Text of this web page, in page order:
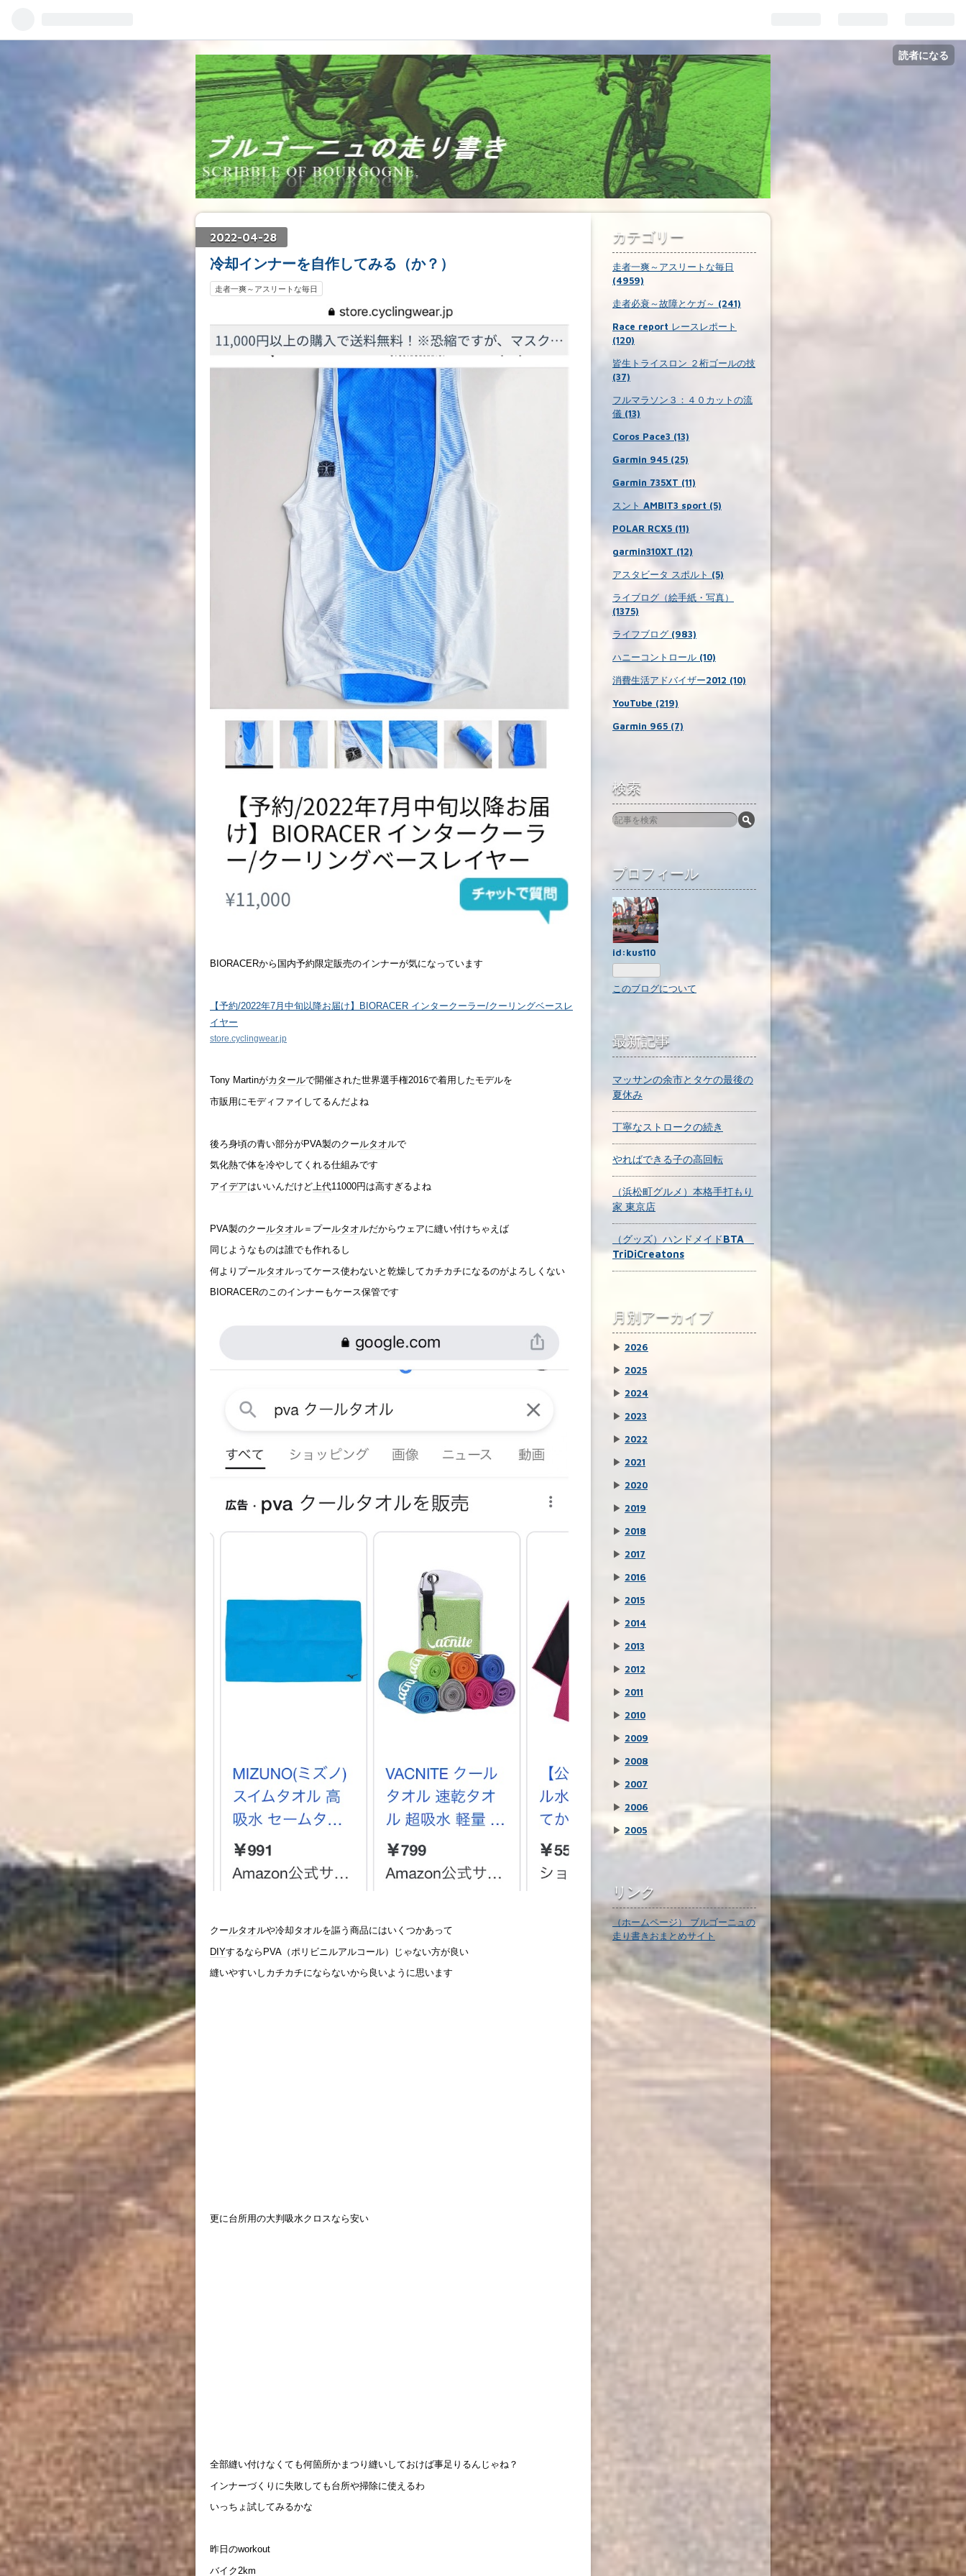
読者になる
2022-04-28
冷却インナーを自作してみる（か？）
走者一爽～アスリートな毎日
BIORACERから国内予約限定販売のインナーが気になっています
【予約/2022年7月中旬以降お届け】BIORACER インタークーラー/クーリングベースレ
イヤー
store.cyclingwear.jp
Tony Martinがカタールで開催された世界選手権2016で着用したモデルを
市販用にモディファイしてるんだよね
後ろ身頃の青い部分がPVA製のクー ルタオ ルで
気化熱で体を冷やしてくれる仕組みです
アイデアはいいんだけど 上代11000円は高すぎるよね
PVA製のクー ルタオ ル＝プー ルタオ ルだからウェアに縫い付けちゃえば
同じようなものは誰でも作れるし
何よりプー ルタオ ルってケース使わないと乾燥してカチカチになるのがよろしくない
BIORACERのこのインナーもケース保管です
クールタオルや冷却タオルを謳う商品にはいくつかあって
DIYするならPVA（ポリビニルアルコール）じゃない方が良い
縫いやすいしカチカチにならないから良いように思います
更に台所用の大判吸水クロスなら安い
全部縫い付けなくても何箇所かまつり縫いしておけば事足りるんじゃね？
インナーづくりに失敗しても台所や掃除に使えるわ
いっちょ試してみるかな
昨日のworkout
バイク2km
カテゴリー
走者一爽～アスリートな毎日
(4959)
走者必衰～故障とケガ～ (241)
Race report レースレポート
(120)
皆生トライスロン ２桁ゴールの技
(37)
フルマラソン３：４０カットの流
儀 (13)
Coros Pace3 (13)
Garmin 945 (25)
Garmin 735XT (11)
スント AMBIT3 sport (5)
POLAR RCX5 (11)
garmin310XT (12)
アスタビータ スポルト (5)
ライブログ（絵手紙・写真）
(1375)
ライフブログ (983)
ハニーコントロール (10)
消費生活アドバイザー2012 (10)
YouTube (219)
Garmin 965 (7)
検索
プロフィール
id:kus110
このブログについて
最新記事
マッサンの余市とタケの最後の
夏休み
丁寧なストロークの続き
やればできる子の高回転
（浜松町グルメ）本格手打もり
家 東京店
（グッズ）ハンドメイドBTA
TriDiCreatons
月別アーカイブ
▶ 2026
▶ 2025
▶ 2024
▶ 2023
▶ 2022
▶ 2021
▶ 2020
▶ 2019
▶ 2018
▶ 2017
▶ 2016
▶ 2015
▶ 2014
▶ 2013
▶ 2012
▶ 2011
▶ 2010
▶ 2009
▶ 2008
▶ 2007
▶ 2006
▶ 2005
リンク
（ホームページ） ブルゴーニュの
走り書きおまとめサイト